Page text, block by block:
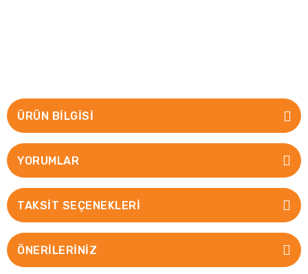
ÜRÜN BILGISI
YORUMLAR
TAKSIT SEÇENEKLERI
ÖNERILERINIZ